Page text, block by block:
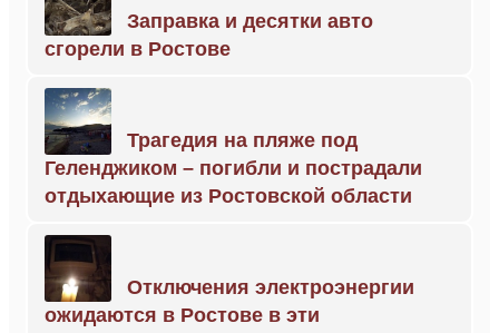
Заправка и десятки авто
сгорели в Ростове
Трагедия на пляже под
Геленджиком – погибли и пострадали
отдыхающие из Ростовской области
Отключения электроэнергии
ожидаются в Ростове в эти